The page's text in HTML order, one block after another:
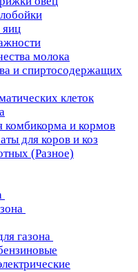
яиц
молока
и спиртосодержащих
клеток
комбикорма и кормов
для коров и коз
(Разное)
газона